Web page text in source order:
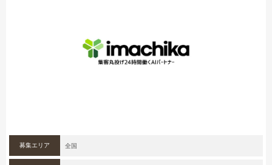
募集エリア 全国